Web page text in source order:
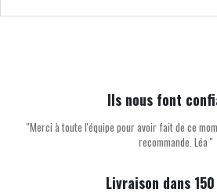
Ils nous font
''Merci à toute l'équipe pour avoir fait de ce
recommande. Léa ''
Livraison dans